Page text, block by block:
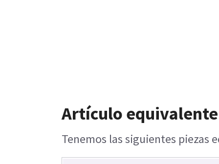
Artículo
Tenemos las siguientes piezas